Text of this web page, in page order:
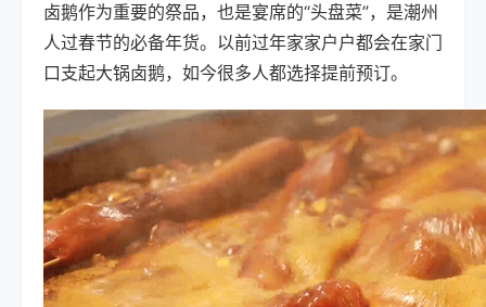
卤鹅作为重要的祭品，也是宴席的“头盘菜”，是潮州
人过春节的必备年货。以前过年家家户户都会在家门
口支起大锅卤鹅，如今很多人都选择提前预订。